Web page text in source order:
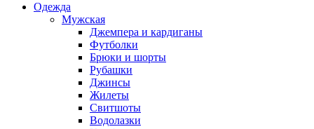
Одежда
Мужская
Джемпера и кардиганы
Футболки
Брюки и шорты
Рубашки
Джинсы
Жилеты
Свитшоты
Водолазки